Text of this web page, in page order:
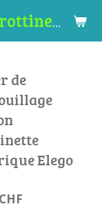
VIP-cycles www.trottinettes-valais.ch
de
Elego